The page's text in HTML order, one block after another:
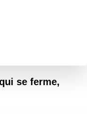
se ferme,